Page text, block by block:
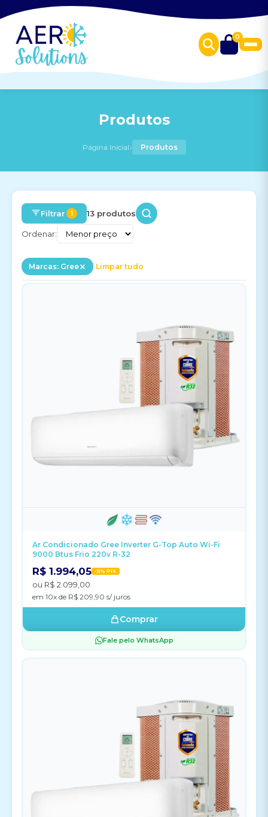
0
Produtos
Página Inicial› Produtos
Filtrar 1 13 produtos
Ordenar:
Marcas: Gree Limpar tudo
Ar Condicionado Gree Inverter G-Top Auto Wi-Fi
9000 Btus Frio 220v R-32
R$ 1.994,05 -5% PIX
ou R$ 2.099,00
em 10x de R$ 209,90 s/ juros
Comprar
Fale pelo WhatsApp